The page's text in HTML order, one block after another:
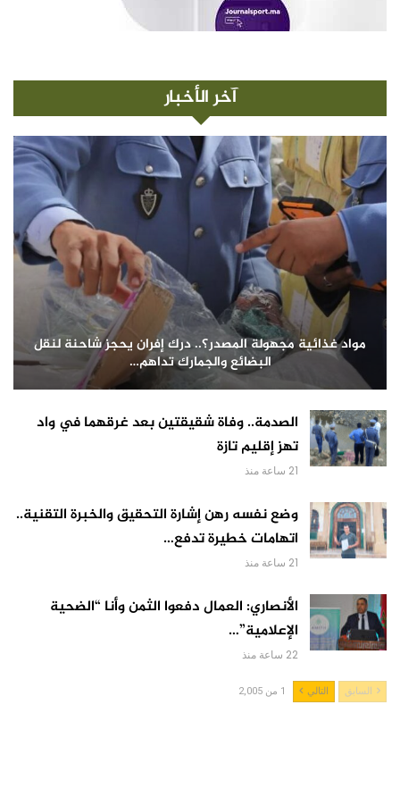
آخر الأخبار
مواد غذائية مجهولة المصدر؟.. درك إفران يحجز شاحنة لنقل
البضائع والجمارك تداهم…
الصدمة.. وفاة شقيقتين بعد غرقهما في واد
تهز إقليم تازة
21 ساعة منذ
وضع نفسه رهن إشارة التحقيق والخبرة التقنية..
اتهامات خطيرة تدفع…
21 ساعة منذ
الأنصاري: العمال دفعوا الثمن وأنا “الضحية
الإعلامية”…
22 ساعة منذ
السابق التالي 1 من 2,005